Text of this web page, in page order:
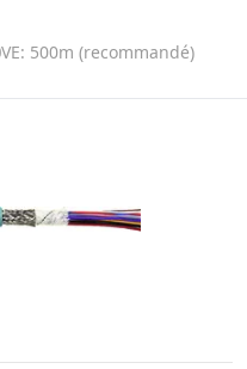
VE: 500m (recommandé)